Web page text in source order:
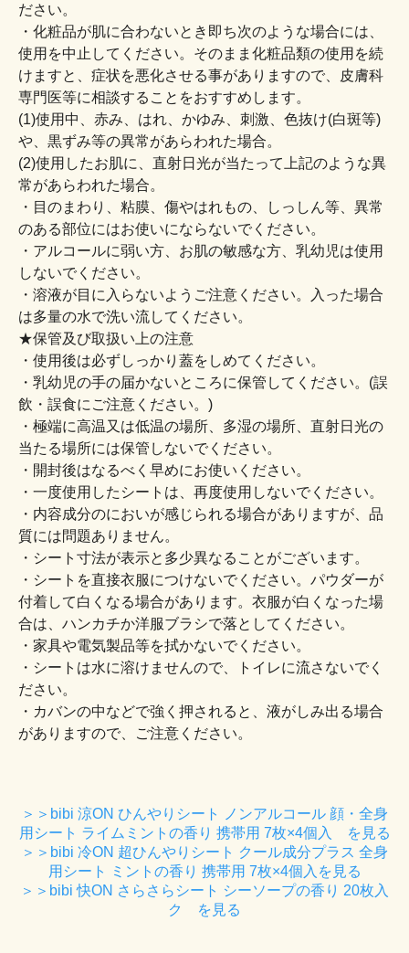
ださい。
・化粧品が肌に合わないとき即ち次のような場合には、
使用を中止してください。そのまま化粧品類の使用を続
けますと、症状を悪化させる事がありますので、皮膚科
専門医等に相談することをおすすめします。
(1)使用中、赤み、はれ、かゆみ、刺激、色抜け(白斑等)
や、黒ずみ等の異常があらわれた場合。
(2)使用したお肌に、直射日光が当たって上記のような異
常があらわれた場合。
・目のまわり、粘膜、傷やはれもの、しっしん等、異常
のある部位にはお使いにならないでください。
・アルコールに弱い方、お肌の敏感な方、乳幼児は使用
しないでください。
・溶液が目に入らないようご注意ください。入った場合
は多量の水で洗い流してください。
★保管及び取扱い上の注意
・使用後は必ずしっかり蓋をしめてください。
・乳幼児の手の届かないところに保管してください。(誤
飲・誤食にご注意ください。)
・極端に高温又は低温の場所、多湿の場所、直射日光の
当たる場所には保管しないでください。
・開封後はなるべく早めにお使いください。
・一度使用したシートは、再度使用しないでください。
・内容成分のにおいが感じられる場合がありますが、品
質には問題ありません。
・シート寸法が表示と多少異なることがございます。
・シートを直接衣服につけないでください。パウダーが
付着して白くなる場合があります。衣服が白くなった場
合は、ハンカチか洋服ブラシで落としてください。
・家具や電気製品等を拭かないでください。
・シートは水に溶けませんので、トイレに流さないでく
ださい。
・カバンの中などで強く押されると、液がしみ出る場合
がありますので、ご注意ください。
＞＞bibi 涼ON ひんやりシート ノンアルコール 顔・全身
用シート ライムミントの香り 携帯用 7枚×4個入 を見る
＞＞bibi 冷ON 超ひんやりシート クール成分プラス 全身
用シート ミントの香り 携帯用 7枚×4個入を見る
＞＞bibi 快ON さらさらシート シーソープの香り 20枚入
ク を見る